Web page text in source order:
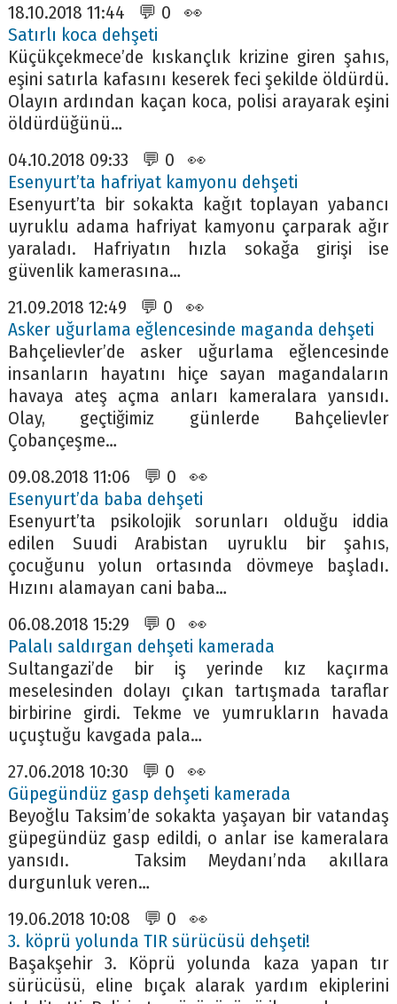
18.10.2018 11:44 💬 0 👀
Satırlı koca dehşeti
Küçükçekmece’de kıskançlık krizine giren şahıs,
eşini satırla kafasını keserek feci şekilde öldürdü.
Olayın ardından kaçan koca, polisi arayarak eşini
öldürdüğünü…
04.10.2018 09:33 💬 0 👀
Esenyurt’ta hafriyat kamyonu dehşeti
Esenyurt’ta bir sokakta kağıt toplayan yabancı
uyruklu adama hafriyat kamyonu çarparak ağır
yaraladı. Hafriyatın hızla sokağa girişi ise
güvenlik kamerasına…
21.09.2018 12:49 💬 0 👀
Asker uğurlama eğlencesinde maganda dehşeti
Bahçelievler’de asker uğurlama eğlencesinde
insanların hayatını hiçe sayan magandaların
havaya ateş açma anları kameralara yansıdı.
Olay, geçtiğimiz günlerde Bahçelievler
Çobançeşme…
09.08.2018 11:06 💬 0 👀
Esenyurt’da baba dehşeti
Esenyurt’ta psikolojik sorunları olduğu iddia
edilen Suudi Arabistan uyruklu bir şahıs,
çocuğunu yolun ortasında dövmeye başladı.
Hızını alamayan cani baba…
06.08.2018 15:29 💬 0 👀
Palalı saldırgan dehşeti kamerada
Sultangazi’de bir iş yerinde kız kaçırma
meselesinden dolayı çıkan tartışmada taraflar
birbirine girdi. Tekme ve yumrukların havada
uçuştuğu kavgada pala…
27.06.2018 10:30 💬 0 👀
Güpegündüz gasp dehşeti kamerada
Beyoğlu Taksim’de sokakta yaşayan bir vatandaş
güpegündüz gasp edildi, o anlar ise kameralara
yansıdı. Taksim Meydanı’nda akıllara
durgunluk veren…
19.06.2018 10:08 💬 0 👀
3. köprü yolunda TIR sürücüsü dehşeti!
Başakşehir 3. Köprü yolunda kaza yapan tır
sürücüsü, eline bıçak alarak yardım ekiplerini